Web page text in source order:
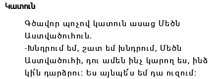
Կատուն
Գծավոր պոչով կատուն ասաց Մեծն
Աստվածուհուն․
-Խնդրում եմ, շատ եմ խնդրում, Մեծն
Աստվածուհի, դու ամեն ինչ կարող ես, ինձ
կի՛ն դարձրու։ Ես այնպե՜ս եմ դա ուզում։